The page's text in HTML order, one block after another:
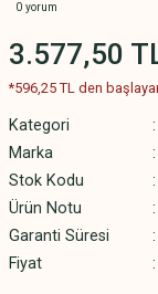
0 yorum
3.577,50
*596,25 TL den
Kategori
Marka
Stok Kodu
Ürün Notu
Garanti Süresi
Fiyat